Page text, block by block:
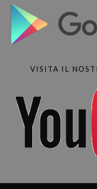
VISITA IL